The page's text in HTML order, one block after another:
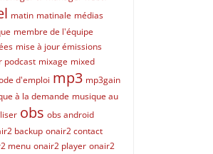
matin matinale médias
membre de l'équipe
mise à jour émissions
podcast mixage mixed
d'emploi mp3 mp3gain
à la demande musique au
obs obs android
backup onair2 contact
menu onair2 player onair2